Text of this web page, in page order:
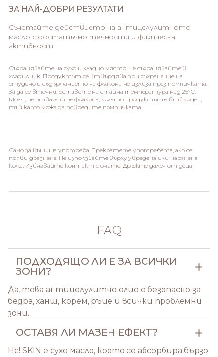
ЗА НАЙ-ДОБРИ РЕЗУЛТАТИ
Съчетайте действието на антицелулитното
масло с достатъчно течности и физическа
активност.
Съхранявайте на сухо и хладно място. Не съхранявайте в
хладилник. Продуктът се втвърдява при съхранение на
студено и съдържанието на флакона не излиза през помпичката.
За да се втечни, оставете на стайна температура над 25°С.
Моля, не отваряйте флакона, когато продуктът е втвърден,
тъй като може да повредите помпичката.
Само за външна употреба. Прекратете употребата, ако се
появи дразнене. Не използвайте върху увредена или наранена
кожа. Избягвайте контакт с очите. Дръжте далеч от деца!
FAQ
ПОДХОДЯЩО ЛИ Е ЗА ВСИЧКИ
ЗОНИ?
Да, това антицелулитно олио е безопасно за
бедра, ханш, корем, ръце и всички проблемни
зони.
ОСТАВЯ ЛИ МАЗЕН ЕФЕКТ?
Не! SKIN е сухо масло, което се абсорбира бързо